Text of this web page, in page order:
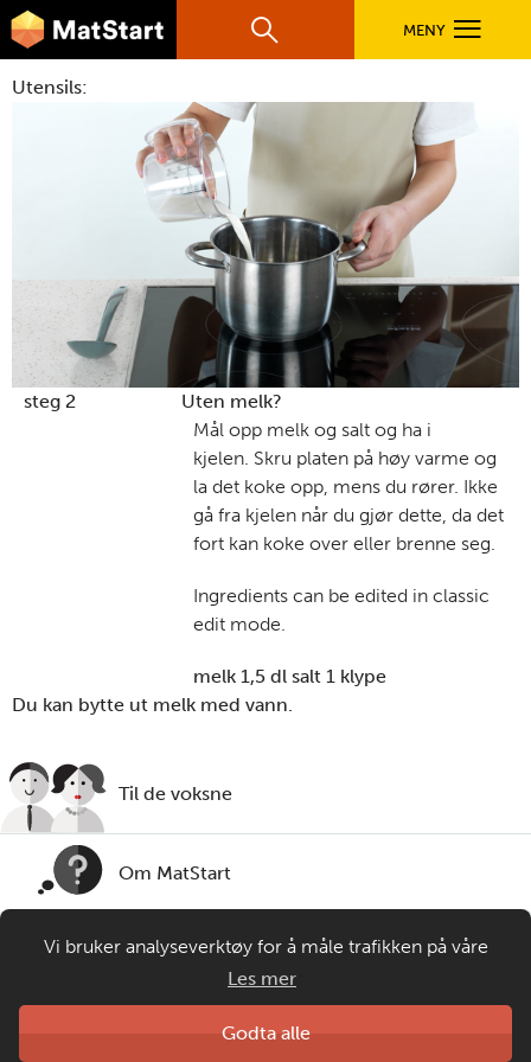
Hopp til hovedinnhold
hovednavigasjonsmobilversjon
MatStart
Søk MENY
OPPSKRIFTER
FØR DU STARTER
LÆR MER
TIL DE VOKSNE
Utensils:
steg 2
Mål opp melk og salt og ha i
kjelen. Skru platen på høy varme og
la det koke opp, mens du rører. Ikke
gå fra kjelen når du gjør dette, da det
fort kan koke over eller brenne seg.
Ingredients can be edited in classic
edit mode.
melk 1,5 dl salt 1 klype
Uten melk?
Du kan bytte ut melk med vann.
Til de voksne
Om MatStart
Kontakt oss
Laget av
Matprat
Vi bruker analyseverktøy for å måle trafikken på våre
nettsider. Informasjonskapsler plasseres i din nettleser og
gir oss grunnlag for videreutvikling og drift av våre
tjenester. Om du velger å bruke matprat.no blir
Les mer
Godta alle